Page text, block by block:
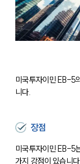
미국투자이민 EB-5
니다.
장점
미국투자이민 EB-5
가지 강점이 있습니다.